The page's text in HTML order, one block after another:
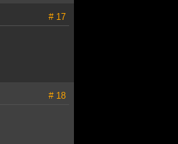
# 17
# 18